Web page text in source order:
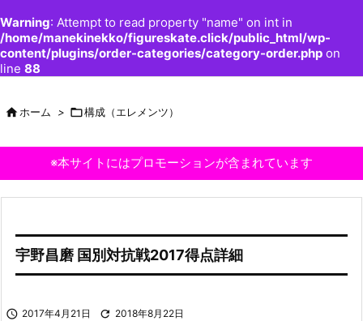
Warning: Attempt to read property "name" on int in
/home/manekinekko/figureskate.click/public_html/wp-
content/plugins/order-categories/category-order.php on
line 88
ホーム > 構成（エレメンツ）
※本サイトにはプロモーションが含まれています
宇野昌磨 国別対抗戦2017得点詳細
 2017年4月21日  2018年8月22日